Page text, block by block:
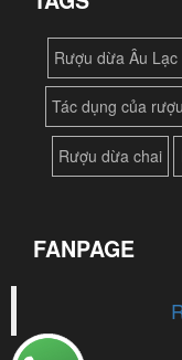
Rượu dừa Âu Lạc
Tác dụng của
Rượu dừa chai
FANPAGE